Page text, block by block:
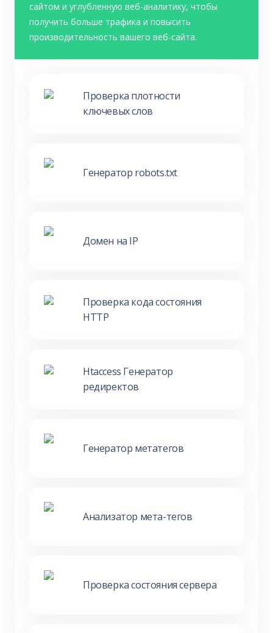
сайтом и углубленную веб-аналитику, чтобы
получить больше трафика и повысить
производительность вашего веб-сайта.
Проверка плотности
ключевых слов
Генератор robots.txt
Домен на IP
Проверка кода состояния
HTTP
Htaccess Генератор
редиректов
Генератор метатегов
Анализатор мета-тегов
Проверка состояния сервера